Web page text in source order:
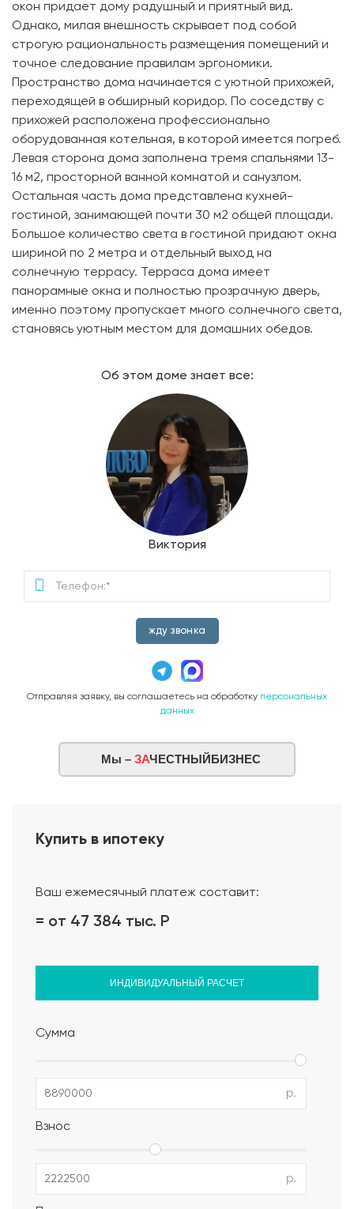
окон придает дому радушный и приятный вид.
Однако, милая внешность скрывает под собой
строгую рациональность размещения помещений и
точное следование правилам эргономики.
Пространство дома начинается с уютной прихожей,
переходящей в обширный коридор. По соседству с
прихожей расположена профессионально
оборудованная котельная, в которой имеется погреб.
Левая сторона дома заполнена тремя спальнями 13-
16 м2, просторной ванной комнатой и санузлом.
Остальная часть дома представлена кухней-
гостиной, занимающей почти 30 м2 общей площади.
Большое количество света в гостиной придают окна
шириной по 2 метра и отдельный выход на
солнечную террасу. Терраса дома имеет
панорамные окна и полностью прозрачную дверь,
именно поэтому пропускает много солнечного света,
становясь уютным местом для домашних обедов.
Об этом доме знает все:
Виктория
жду звонка
Отправляя заявку, вы соглашаетесь на обработку персональных
данных
Мы – ЗАЧЕСТНЫЙБИЗНЕС
Купить в ипотеку
Ваш ежемесячный платеж составит:
= от 47 384 тыс. Р
ИНДИВИДУАЛЬНЫЙ РАСЧЕТ
Сумма
р.
Взнос
р.